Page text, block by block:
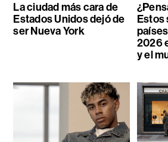
La ciudad más cara de
Estados Unidos dejó de
ser Nueva York
Estos
2026
y el